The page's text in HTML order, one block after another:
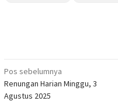
Navigasi
pos
Pos sebelumnya
Renungan Harian Minggu, 3
Agustus 2025